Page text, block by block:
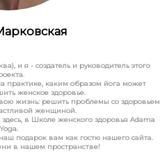
и я - создатель и руководитель этого
практике, каким образом йога может
женское здоровье.
жизнь: решить проблемы со здоровьем
женщиной.
в Школе женского здоровья Adama
Yoga.
подарок вам как гостю нашего сайта.
в нашем пространстве!